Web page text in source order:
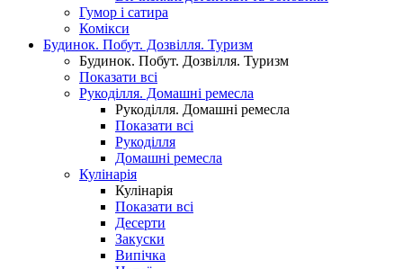
Гумор і сатира
Комікси
Будинок. Побут. Дозвілля. Туризм
Будинок. Побут. Дозвілля. Туризм
Показати всі
Рукоділля. Домашні ремесла
Рукоділля. Домашні ремесла
Показати всі
Рукоділля
Домашні ремесла
Кулінарія
Кулінарія
Показати всі
Десерти
Закуски
Випічка